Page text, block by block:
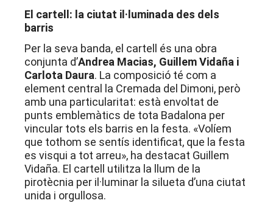
El cartell: la ciutat il·luminada des dels
barris
Per la seva banda, el cartell és una obra
conjunta d’Andrea Macias, Guillem Vidaña i
Carlota Daura. La composició té com a
element central la Cremada del Dimoni, però
amb una particularitat: està envoltat de
punts emblemàtics de tota Badalona per
vincular tots els barris en la festa. «Volíem
que tothom se sentís identificat, que la festa
es visqui a tot arreu», ha destacat Guillem
Vidaña. El cartell utilitza la llum de la
pirotècnia per il·luminar la silueta d’una ciutat
unida i orgullosa.